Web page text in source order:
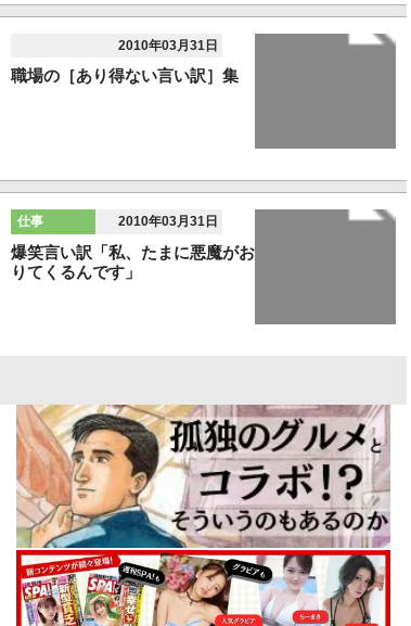
2010年03月31日
職場の［あり得ない言い訳］集
仕事 2010年03月31日
爆笑言い訳「私、たまに悪魔がお
りてくるんです」